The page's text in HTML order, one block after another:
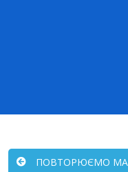
ПОВТОРЮЄМО